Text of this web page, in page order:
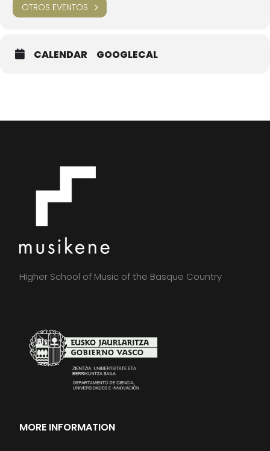
OTROS EVENTOS
CALENDAR GOOGLECAL
Higher School of Music of the Basque Country
MORE INFORMATION